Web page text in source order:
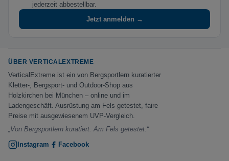
jederzeit abbestellbar.
Jetzt anmelden →
ÜBER VERTICALEXTREME
VerticalExtreme ist ein von Bergsportlern kuratierter
Kletter-, Bergsport- und Outdoor-Shop aus
Holzkirchen bei München – online und im
Ladengeschäft. Ausrüstung am Fels getestet, faire
Preise mit ausgewiesenem UVP-Vergleich.
„Von Bergsportlern kuratiert. Am Fels getestet.“
Instagram
Facebook